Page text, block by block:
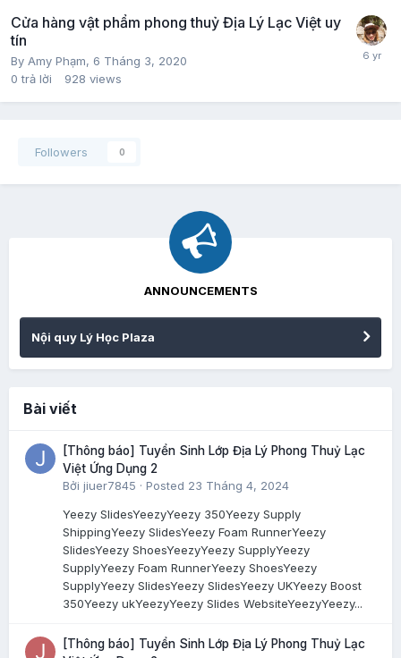
Cửa hàng vật phẩm phong thuỷ Địa Lý Lạc Việt uy
tín
By Amy Phạm, 6 Tháng 3, 2020
0 trả lời 928 views
Followers 0
ANNOUNCEMENTS
Nội quy Lý Học Plaza
Bài viết
[Thông báo] Tuyển Sinh Lớp Địa Lý Phong Thuỷ Lạc
Việt Ứng Dụng 2
Bởi jiuer7845 · Posted 23 Tháng 4, 2024
Yeezy SlidesYeezyYeezy 350Yeezy Supply
ShippingYeezy SlidesYeezy Foam RunnerYeezy
SlidesYeezy ShoesYeezyYeezy SupplyYeezy
SupplyYeezy Foam RunnerYeezy ShoesYeezy
SupplyYeezy SlidesYeezy SlidesYeezy UKYeezy Boost
350Yeezy ukYeezyYeezy Slides WebsiteYeezyYeezy...
[Thông báo] Tuyển Sinh Lớp Địa Lý Phong Thuỷ Lạc